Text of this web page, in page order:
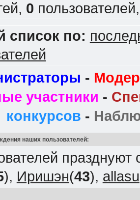
0
список по:
-
участники -
конкурсов -
наших пользователей:
празднуют
), Иришэн(43), allasu